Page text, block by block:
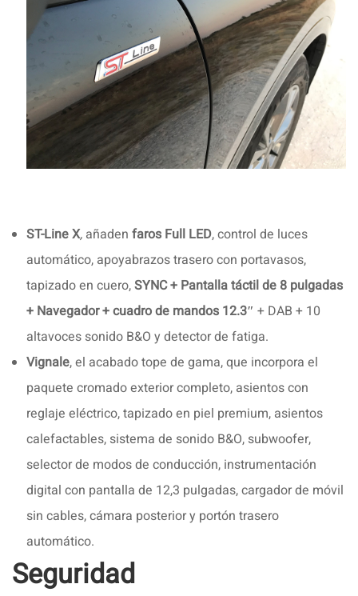
ST-Line X, añaden faros Full LED, control de luces
automático, apoyabrazos trasero con portavasos,
tapizado en cuero,SYNC + Pantalla táctil de 8 pulgadas
+ Navegador + cuadro de mandos 12.3″ + DAB + 10
altavoces sonido B&O y detector de fatiga.
Vignale, el acabado tope de gama, que incorpora el
paquete cromado exterior completo, asientos con
reglaje eléctrico, tapizado en piel premium, asientos
calefactables, sistema de sonido B&O, subwoofer,
selector de modos de conducción, instrumentación
digital con pantalla de 12,3 pulgadas, cargador de móvil
sin cables, cámara posterior y portón trasero
automático.
Seguridad